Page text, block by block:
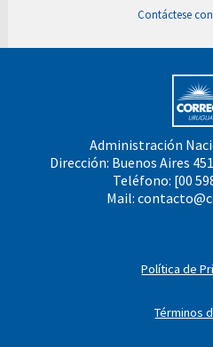
Contáctese
Administración
Dirección: Buenos Aires
Teléfono: [00
Mail:
Política de
Términos